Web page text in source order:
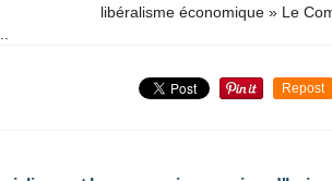
libéralisme économique » Le
Repost